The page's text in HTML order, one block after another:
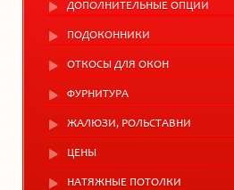
ДОПОЛНИТЕЛЬНЫЕ ОПЦИИ
ПОДОКОННИКИ
ОТКОСЫ ДЛЯ ОКОН
ФУРНИТУРА
ЖАЛЮЗИ, РОЛЬСТАВНИ
ЦЕНЫ
НАТЯЖНЫЕ ПОТОЛКИ